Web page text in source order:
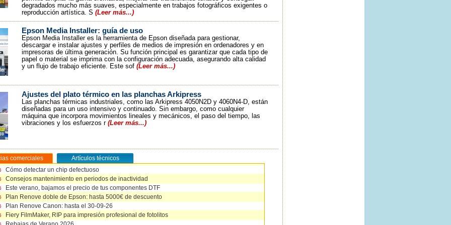
degradados mucho más suaves, especialmente en trabajos fotográficos exigentes o
reproducción artística. S (Leer más...)
Epson Media Installer: guía de uso
Epson Media Installer es la herramienta de Epson diseñada para gestionar,
descargar e instalar ajustes y perfiles de medios de impresión en ordenadores y en
impresoras de última generación. Su función principal es garantizar que cada tipo de
papel o material se imprima con la configuración adecuada, asegurando alta calidad
y un flujo de trabajo eficiente. Este sof (Leer más...)
Ajustes del plato térmico en las planchas Arkipress
Las planchas térmicas industriales, como las Arkipress 4050N2D y 4060N4-D, están
diseñadas para un uso intensivo y continuado. Sin embargo, como cualquier
máquina que incorpora movimientos lineales y mecánicos, el paso del tiempo, las
vibraciones y los esfuerzos r (Leer más...)
comerciales
Cómo detectar un chip defectuoso
Consejos mantenimiento en periodos de inactividad
Este verano, bajamos el precio de tus componentes DTF
Plan Renove doble de Epson: hasta 5000€ de descuento
Plan Renove Canon: hasta el 30-09-26
Fiery FilmMaker, RIP para impresión profesional de fotolitos
Artículos técnicos
Cómo detectar un chip defectuoso
Tintas Vs rentabilidad en impresión fotográfica
Epson Media Installer: guía de uso
Ajustes del plato térmico en las planchas Arkipress
Engrase del eje basculante en planchas neumáticas ArkiPress 4050
Cómo cambiar la cuchilla de tu guillotina